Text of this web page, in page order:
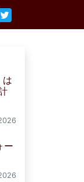
は
ー